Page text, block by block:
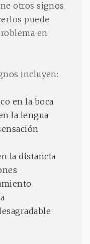
otros signos
puede
en
incluyen:
en la boca
la lengua
la distancia